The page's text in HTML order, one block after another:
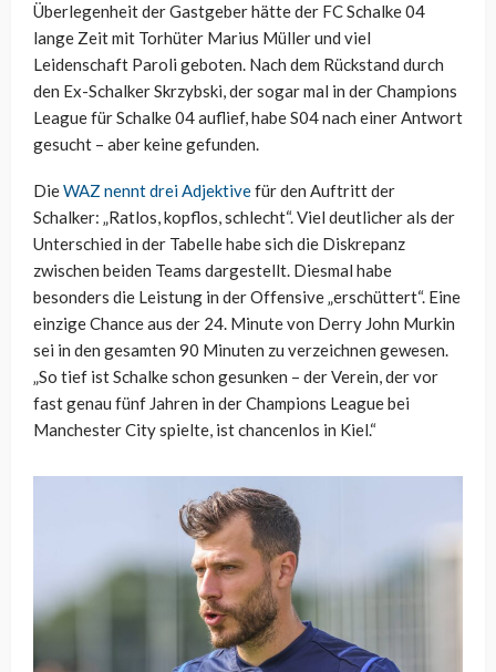
Überlegenheit der Gastgeber hätte der FC Schalke 04
lange Zeit mit Torhüter Marius Müller und viel
Leidenschaft Paroli geboten. Nach dem Rückstand durch
den Ex-Schalker Skrzybski, der sogar mal in der Champions
League für Schalke 04 auflief, habe S04 nach einer Antwort
gesucht – aber keine gefunden.
DieWAZ nennt drei Adjektivefür den Auftritt der
Schalker: „Ratlos, kopflos, schlecht“. Viel deutlicher als der
Unterschied in der Tabelle habe sich die Diskrepanz
zwischen beiden Teams dargestellt. Diesmal habe
besonders die Leistung in der Offensive „erschüttert“. Eine
einzige Chance aus der 24. Minute von Derry John Murkin
sei in den gesamten 90 Minuten zu verzeichnen gewesen.
„So tief ist Schalke schon gesunken – der Verein, der vor
fast genau fünf Jahren in der Champions League bei
Manchester City spielte, ist chancenlos in Kiel.“